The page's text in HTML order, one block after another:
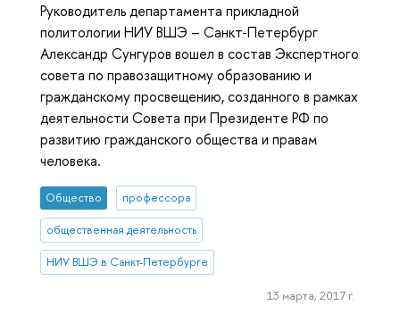
Руководитель департамента прикладной
политологии НИУ ВШЭ – Санкт-Петербург
Александр Сунгуров вошел в состав Экспертного
совета по правозащитному образованию и
гражданскому просвещению, созданного в рамках
деятельности Совета при Президенте РФ по
развитию гражданского общества и правам
человека.
Общество профессора
общественная деятельность
НИУ ВШЭ в Санкт-Петербурге
13 марта, 2017 г.